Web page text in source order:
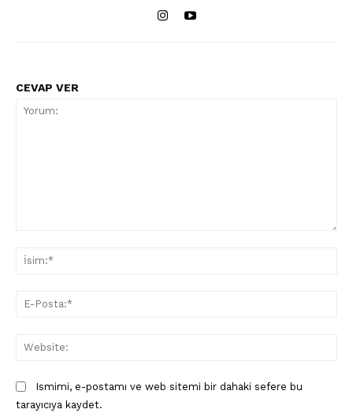
CEVAP VER
Ismimi, e-postamı ve web sitemi bir dahaki sefere bu
tarayıcıya kaydet.